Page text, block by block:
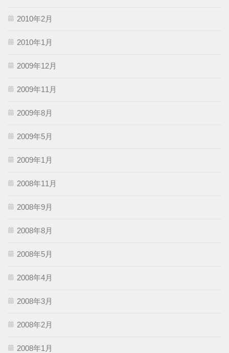
2010年2月
2010年1月
2009年12月
2009年11月
2009年8月
2009年5月
2009年1月
2008年11月
2008年9月
2008年8月
2008年5月
2008年4月
2008年3月
2008年2月
2008年1月